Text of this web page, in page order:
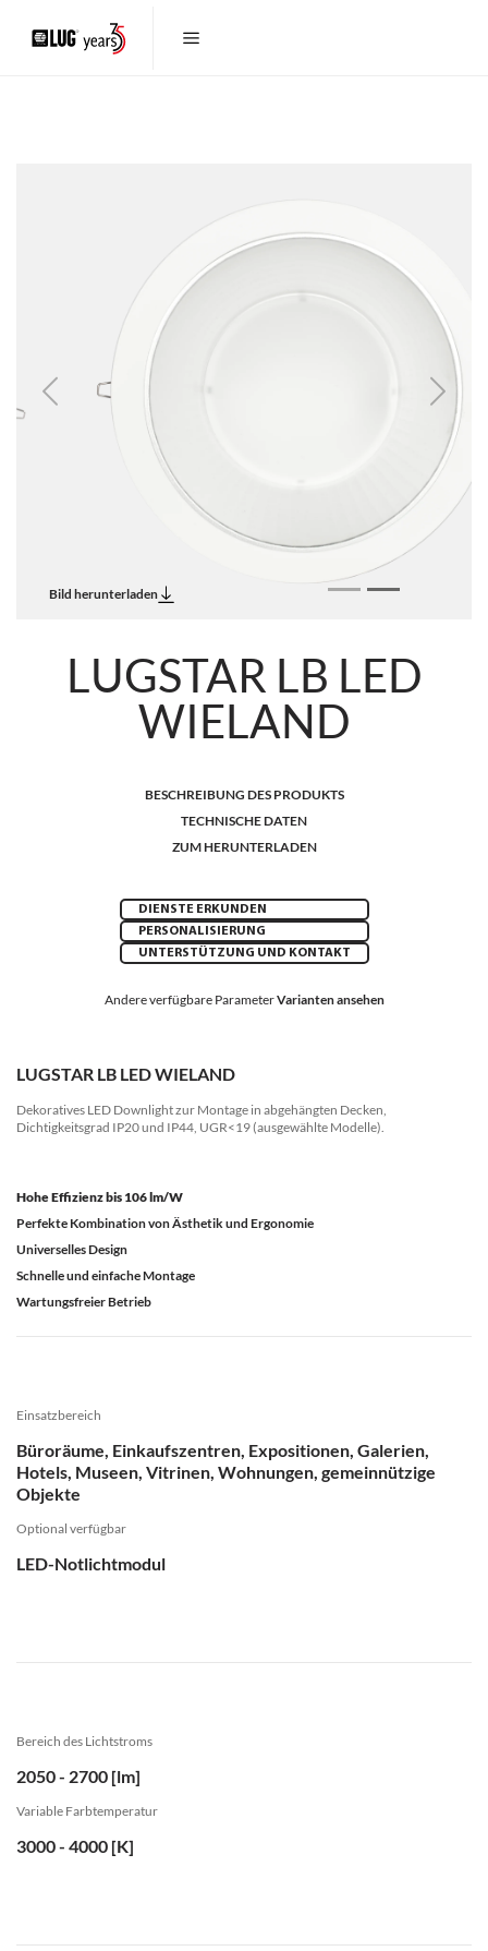
Previous Next
Bild herunterladen
LUGSTAR LB LED
WIELAND
BESCHREIBUNG DES PRODUKTS
TECHNISCHE DATEN
ZUM HERUNTERLADEN
DIENSTE ERKUNDEN
PERSONALISIERUNG
UNTERSTÜTZUNG UND KONTAKT
Andere verfügbare ParameterVarianten ansehen
LUGSTAR LB LED WIELAND
Dekoratives LED Downlight zur Montage in abgehängten Decken,
Dichtigkeitsgrad IP20 und IP44, UGR<19 (ausgewählte Modelle).
Hohe Effizienz bis 106 lm/W
Perfekte Kombination von Ästhetik und Ergonomie
Universelles Design
Schnelle und einfache Montage
Wartungsfreier Betrieb
Einsatzbereich
Büroräume, Einkaufszentren, Expositionen, Galerien,
Hotels, Museen, Vitrinen, Wohnungen, gemeinnützige
Objekte
Optional verfügbar
LED-Notlichtmodul
Bereich des Lichtstroms
2050 - 2700 [lm]
Variable Farbtemperatur
3000 - 4000 [K]